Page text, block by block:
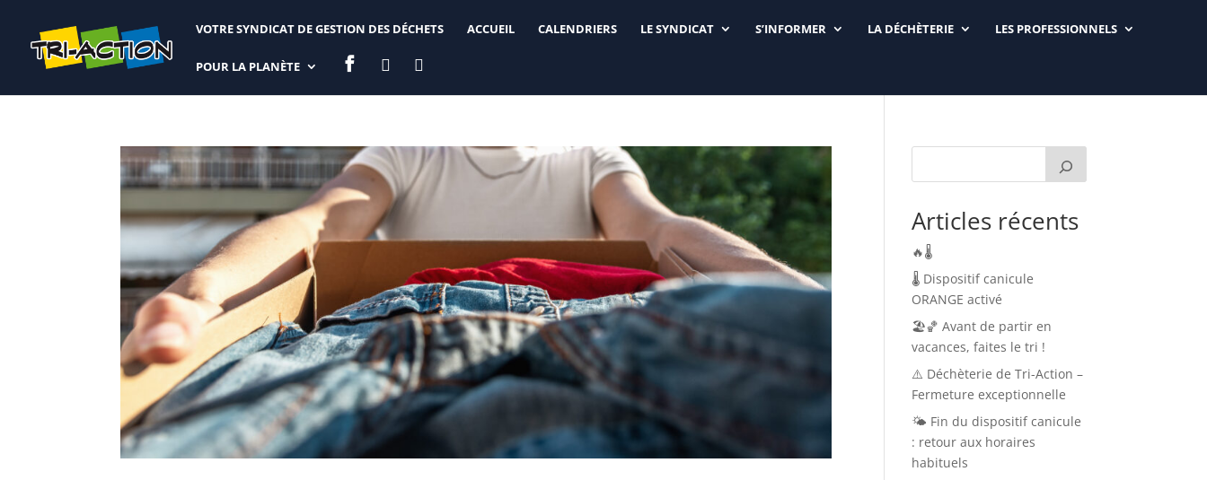
VOTRE SYNDICAT DE GESTION DES DÉCHETS ACCUEIL CALENDRIERS LE SYNDICAT S’INFORMER LA DÉCHÈTERIE LES PROFESSIONNELS
POUR LA PLANÈTE   
Articles récents
🔥🌡️
🌡️ Dispositif canicule
ORANGE activé
🏖️🏀 Avant de partir en
vacances, faites le tri !
⚠️ Déchèterie de Tri-Action –
Fermeture exceptionnelle
🌤️ Fin du dispositif canicule
: retour aux horaires
habituels